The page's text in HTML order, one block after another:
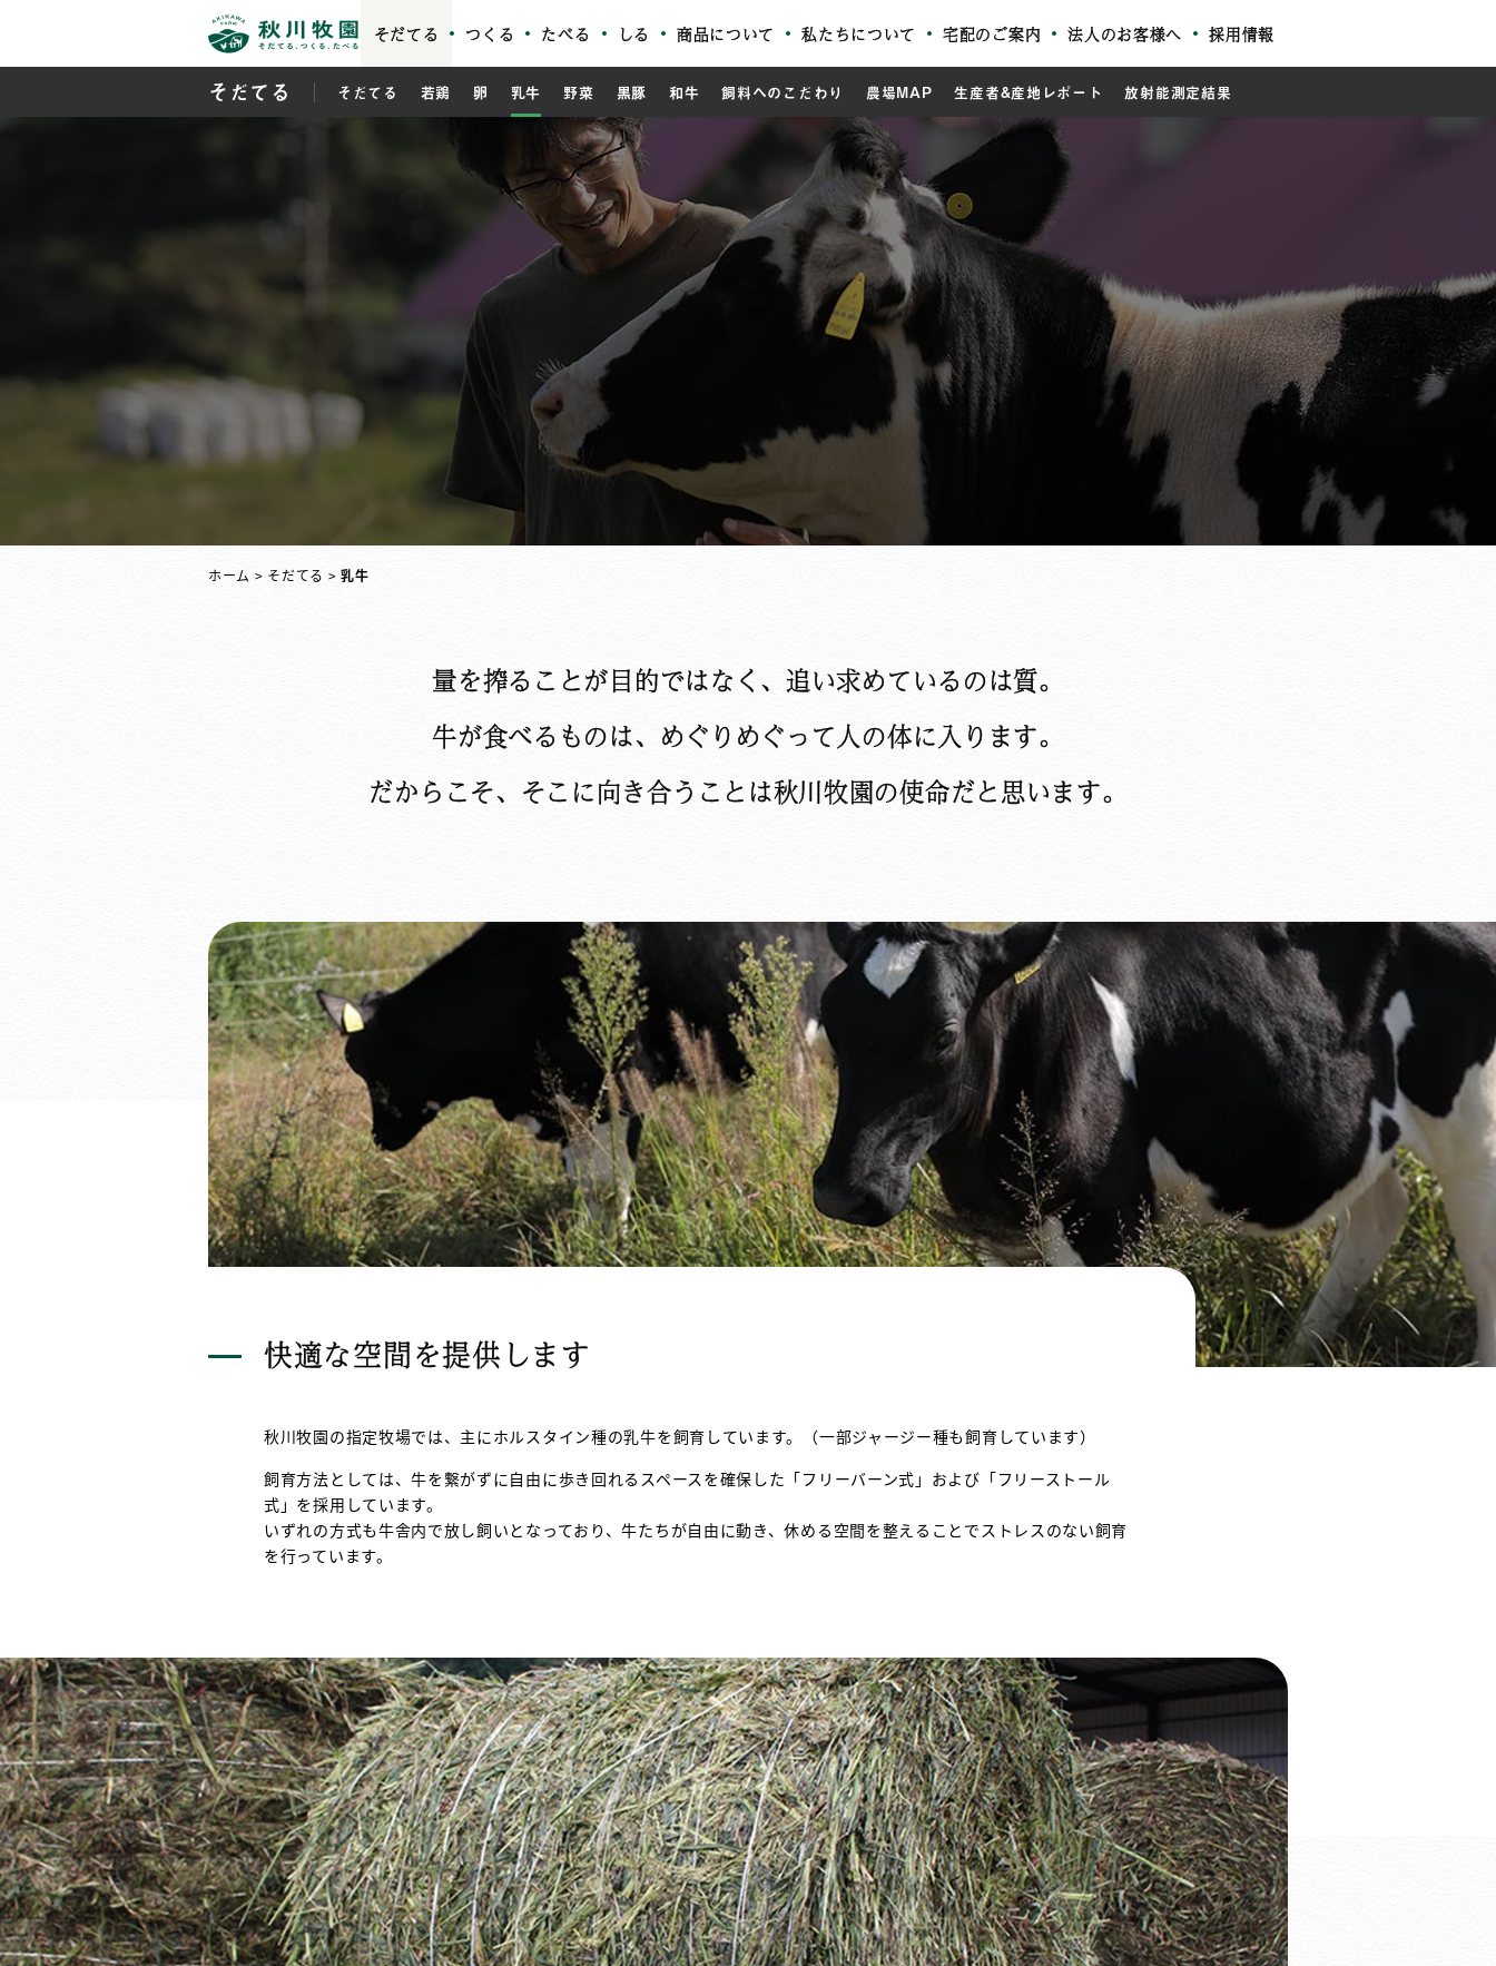
そだてる つくる たべる しる 商品について 私たちについて 宅配のご案内 法人のお客様へ 採用情報
そだてる そだてる 若鶏 卵 乳牛 野菜 黒豚 和牛 飼料へのこだわり 農場MAP 生産者&産地レポート 放射能測定結果
ホーム > そだてる >乳牛
量を搾ることが目的ではなく、追い求めているのは質。
牛が食べるものは、めぐりめぐって人の体に入ります。
だからこそ、そこに向き合うことは秋川牧園の使命だと思います。
快適な空間を提供します
秋川牧園の指定牧場では、主にホルスタイン種の乳牛を飼育しています。（一部ジャージー種も飼育しています）
飼育方法としては、牛を繋がずに自由に歩き回れるスペースを確保した「フリーバーン式」および「フリーストール
式」を採用しています。
いずれの方式も牛舎内で放し飼いとなっており、牛たちが自由に動き、休める空間を整えることでストレスのない飼育
を行っています。